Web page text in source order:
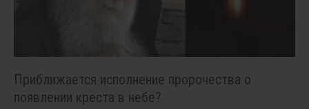
Приближается исполнение пророчества о
появлении креста в небе?